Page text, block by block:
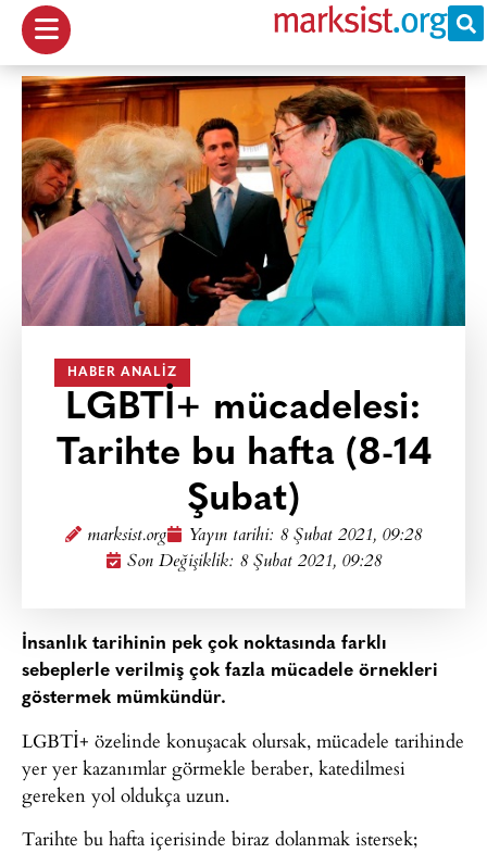
HABER ANALIZ
LGBTİ+ mücadelesi:
Tarihte bu hafta (8-14
Şubat)
marksist.org Yayın tarihi: 8 Şubat 2021, 09:28
Son Değişiklik: 8 Şubat 2021, 09:28
İnsanlık tarihinin pek çok noktasında farklı
sebeplerle verilmiş çok fazla mücadele örnekleri
göstermek mümkündür.
LGBTİ+ özelinde konuşacak olursak, mücadele tarihinde
yer yer kazanımlar görmekle beraber, katedilmesi
gereken yol oldukça uzun.
Tarihte bu hafta içerisinde biraz dolanmak istersek;